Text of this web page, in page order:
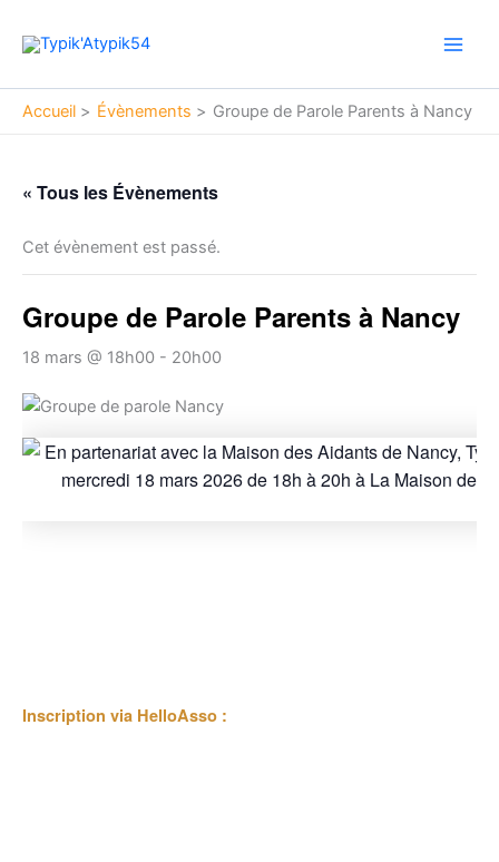
Accueil Évènements Groupe de Parole Parents à Nancy
« Tous les Évènements
Cet évènement est passé.
Groupe de Parole Parents à Nancy
18 mars @ 18h00 - 20h00
Inscription via HelloAsso :